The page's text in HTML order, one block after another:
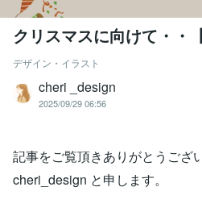
クリスマスに向けて・・
デザイン・イラスト
cheri _design
2025/09/29 06:56
記事をご覧頂きありがとうござ
cheri_design と申します。